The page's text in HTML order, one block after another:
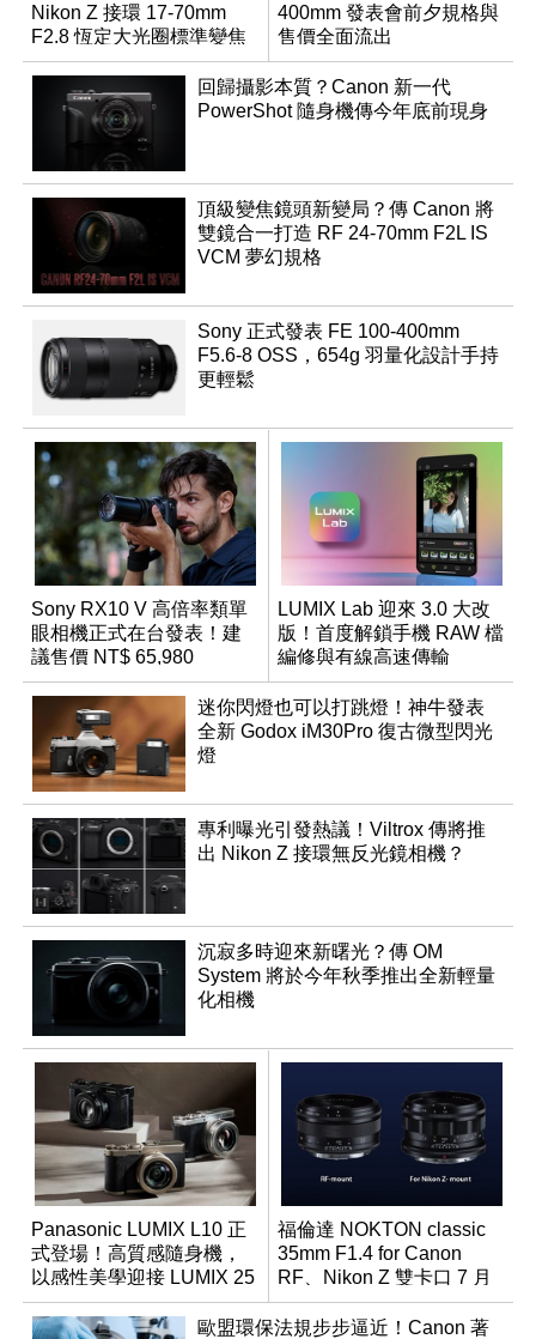
Nikon Z 接環 17-70mm
F2.8 恆定大光圈標準變焦
鏡
400mm 發表會前夕規格與
售價全面流出
回歸攝影本質？Canon 新一代
PowerShot 隨身機傳今年底前現身
頂級變焦鏡頭新變局？傳 Canon 將
雙鏡合一打造 RF 24-70mm F2L IS
VCM 夢幻規格
Sony 正式發表 FE 100-400mm
F5.6-8 OSS，654g 羽量化設計手持
更輕鬆
Sony RX10 V 高倍率類單
眼相機正式在台發表！建
議售價 NT$ 65,980
LUMIX Lab 迎來 3.0 大改
版！首度解鎖手機 RAW 檔
編修與有線高速傳輸
迷你閃燈也可以打跳燈！神牛發表
全新 Godox iM30Pro 復古微型閃光
燈
專利曝光引發熱議！Viltrox 傳將推
出 Nikon Z 接環無反光鏡相機？
沉寂多時迎來新曙光？傳 OM
System 將於今年秋季推出全新輕量
化相機
Panasonic LUMIX L10 正
式登場！高質感隨身機，
以感性美學迎接 LUMIX 25
週年
福倫達 NOKTON classic
35mm F1.4 for Canon
RF、Nikon Z 雙卡口 7 月
同步登台
歐盟環保法規步步逼近！Canon 著